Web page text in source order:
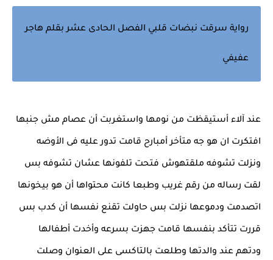
رواية سرقت نبضات قلبي الفصل الحادى عشر بقلم هاجر
عفيفي
عند آلاء أستيقظت من نومها واستغربت أن عصام مش جنبها
افتكرت ان هو جه متأخر أمبارح قامت تدور عليه فى الأوضه
ونزلت تشوفه ملقتهوش فتحت تلفونها عشان تشوفه بس
لقت رساله من رقم غريب وطبعا كانت محتواها أن هو بيخونها
اتصدمت ودموعها نزلت بس حاولت تقنع نفسها أن كدب بس
قررت تتأكد بنفسها قامت جهزت بسرعه وأخدت أطفالها
ودتهم عند والدتها وطلعت بالتاكسى على العنوان وصلت